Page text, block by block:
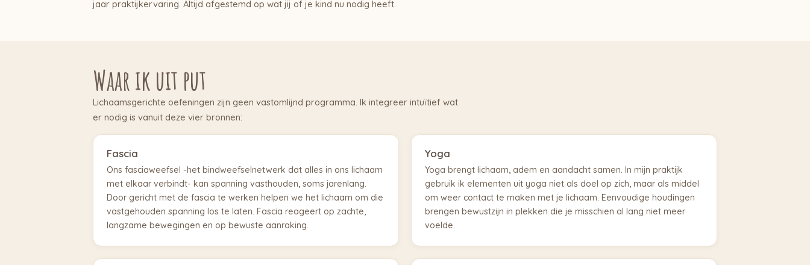
jaar praktijkervaring. Altijd afgestemd op wat jij of je kind nu nodig heeft.
Waar ik uit put
Lichaamsgerichte oefeningen zijn geen vastomlijnd programma. Ik integreer intuïtief wat
er nodig is vanuit deze vier bronnen:
Fascia
Ons fasciaweefsel -het bindweefselnetwerk dat alles in ons lichaam
met elkaar verbindt- kan spanning vasthouden, soms jarenlang.
Door gericht met de fascia te werken helpen we het lichaam om die
vastgehouden spanning los te laten. Fascia reageert op zachte,
langzame bewegingen en op bewuste aanraking.
Yoga
Yoga brengt lichaam, adem en aandacht samen. In mijn praktijk
gebruik ik elementen uit yoga niet als doel op zich, maar als middel
om weer contact te maken met je lichaam. Eenvoudige houdingen
brengen bewustzijn in plekken die je misschien al lang niet meer
voelde.